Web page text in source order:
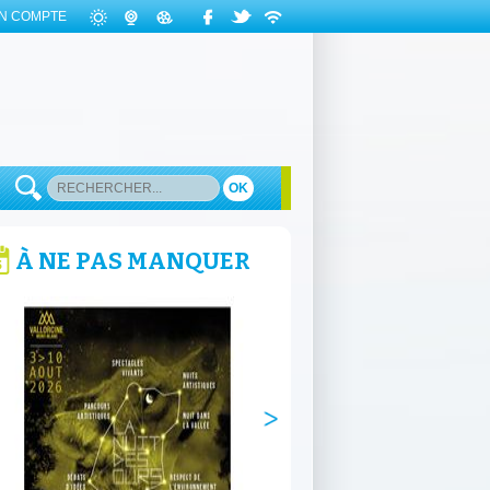
COMPTE
OK
À NE PAS MANQUER